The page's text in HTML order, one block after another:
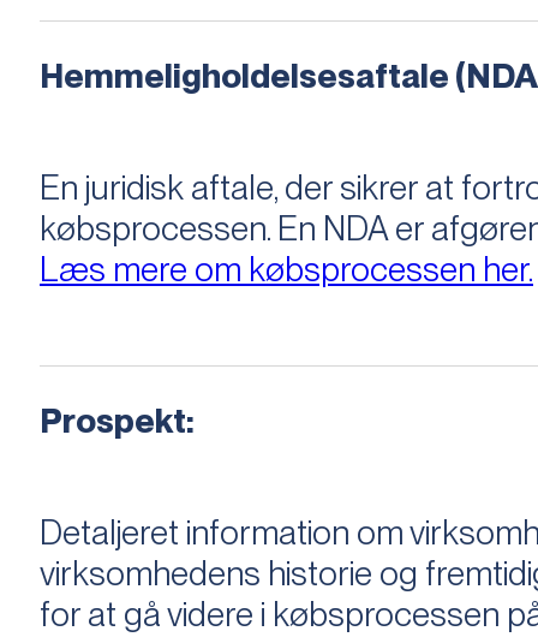
Hemmeligholdelsesaftale
En juridisk aftale, der sikrer at
købsprocessen​​. En NDA er
Læs mere om købsprocessen her.
Prospekt:
Detaljeret information om
virksomhedens historie og
for at gå videre i købsprocessen